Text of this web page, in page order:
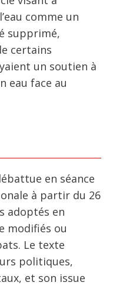
comme un
supprimé,
certains
un soutien à
eau face au
en séance
à partir du 26
adoptés en
modifiés ou
Le texte
politiques,
et son issue